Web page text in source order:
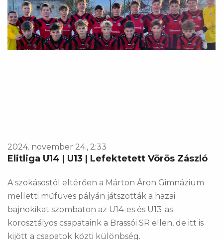
2024. november 24., 2:33
Elitliga U14 | U13 | Lefektetett Vörös Zászló
A szokásostól eltérően a Márton Áron Gimnázium
melletti műfüves pályán játszották a hazai
bajnokikat szombaton az U14-es és U13-as
korosztályos csapataink a Brassói SR ellen, de itt is
kijött a csapatok közti különbség.